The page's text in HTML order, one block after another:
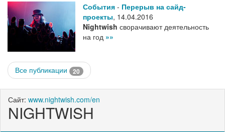
События - Перерыв на сайд-
проекты, 14.04.2016
Nightwish сворачивают деятельность
на год »»
Все публикации 20
Сайт: www.nightwish.com/en
NIGHTWISH